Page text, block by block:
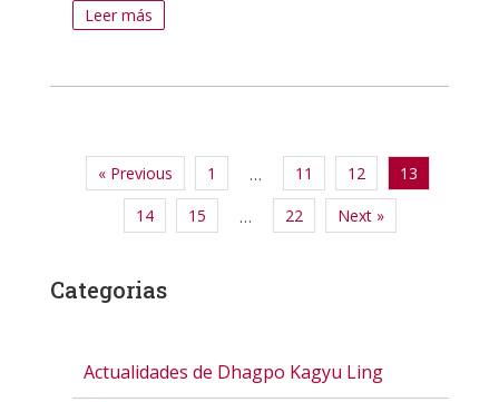
Leer más
« Previous 1 … 11 12
13
14
15 … 22 Next »
Categorias
Actualidades de Dhagpo Kagyu Ling